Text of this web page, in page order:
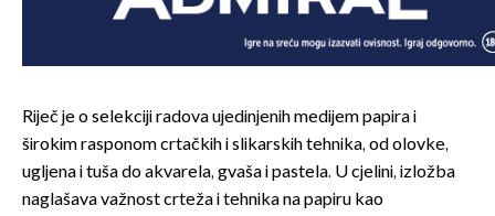
Riječ je o selekciji radova ujedinjenih medijem papira i
širokim rasponom crtačkih i slikarskih tehnika, od olovke,
ugljena i tuša do akvarela, gvaša i pastela. U cjelini, izložba
naglašava važnost crteža i tehnika na papiru kao